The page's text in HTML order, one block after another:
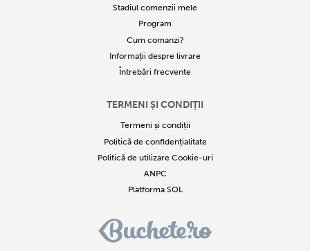
Stadiul comenzii mele
Program
Cum comanzi?
Informații despre livrare
Întrebări frecvente
TERMENI ȘI CONDIȚII
Termeni și condiții
Politică de confidențialitate
Politică de utilizare Cookie-uri
ANPC
Platforma SOL